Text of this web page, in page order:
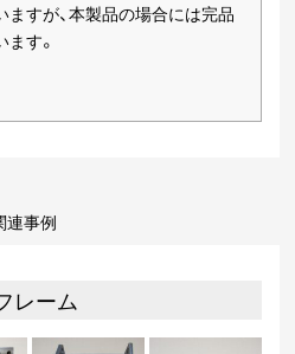
すが、本製品の場合には完品
す。
連事例
レーム